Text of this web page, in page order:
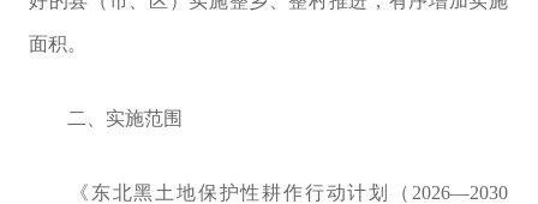
面积。
二、 实施范围
《东北黑土地保护性耕作行动计划（ 2026—2030